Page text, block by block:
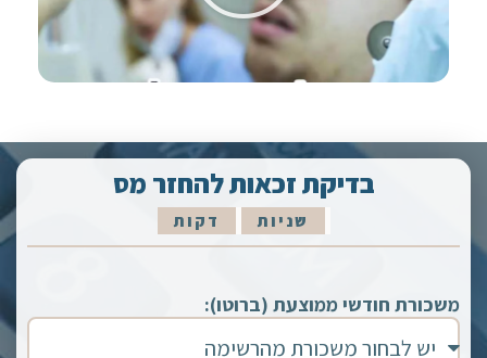
בדיקת זכאות להחזר מס
דקות שניות
משכורת חודשי ממוצעת (ברוטו):